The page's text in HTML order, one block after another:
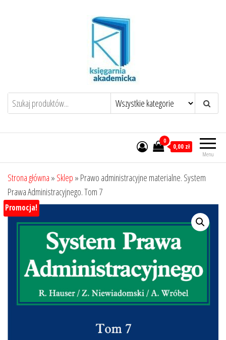
Menu
0
0,00 zł
Strona główna » Sklep » Prawo administracyjne materialne. System
Prawa Administracyjnego. Tom 7
Promocja!